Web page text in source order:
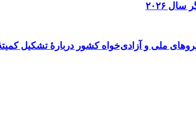
۲۰۲۶
ملی و آزادی‌خواه کشور دربارهٔ تشکیل